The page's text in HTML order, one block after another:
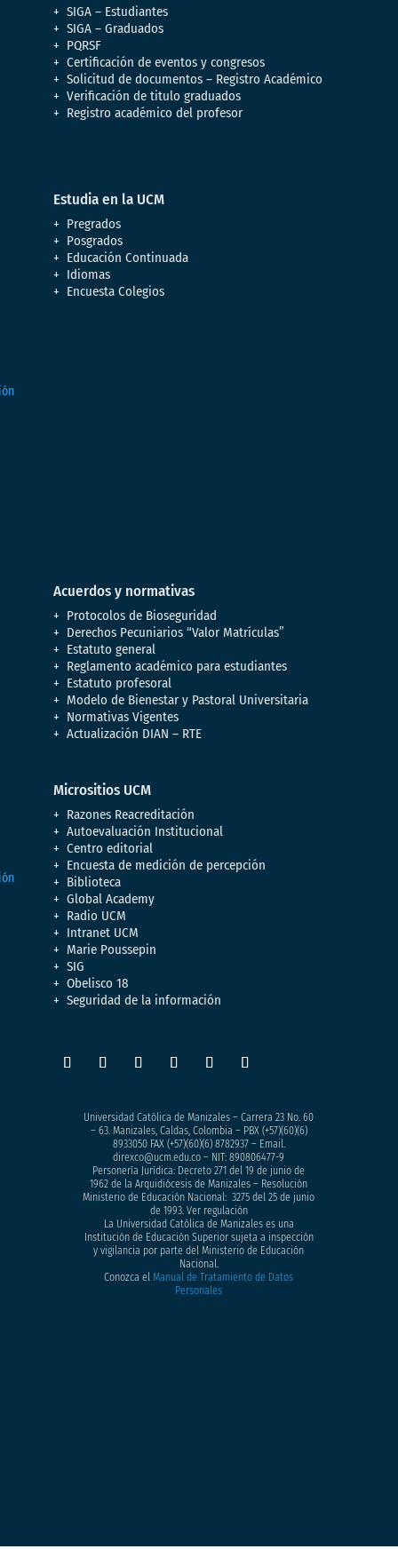
SIGA – Estudiantes
SIGA – Graduados
PQRSF
Certificación de eventos y congresos
Solicitud de documentos – Registro Académico
Verificación de titulo graduados
Registro académico del profesor
Estudia en la UCM
Pregrados
Posgrados
Educación Continuada
Idiomas
Encuesta Colegios
Acuerdos y normativas
Protocolos de Bioseguridad
Derechos Pecuniarios “Valor Matrículas”
Estatuto general
Reglamento académico para estudiantes
Estatuto profesoral
Modelo de Bienestar y Pastoral Universitaria
Normativas Vigentes
Actualización DIAN – RTE
Micrositios UCM
Razones Reacreditación
Autoevaluación Institucional
Centro editorial
Encuesta de medición de percepción
Biblioteca
Global Academy
Radio UCM
Intranet UCM
Marie Poussepin
SIG
Obelisco 18
Seguridad de la información
Universidad Católica de Manizales – Carrera 23 No. 60
– 63. Manizales, Caldas, Colombia – PBX (+57)(60)(6)
8933050FAX (+57)(60)(6) 8782937 – Email.
direxco@ucm.edu.co – NIT: 890806477-9
Personería Jurídica: Decreto 271 del 19 de junio de
1962 de la Arquidiócesis de Manizales – Resolución
Ministerio de Educación Nacional: 3275 del 25 de junio
de 1993. Ver regulación
La Universidad Católica de Manizales es una
Institución de Educación Superior sujeta a inspección
y vigilancia por parte del Ministerio de Educación
Nacional.
Conozca elManual de Tratamiento de Datos
Personales